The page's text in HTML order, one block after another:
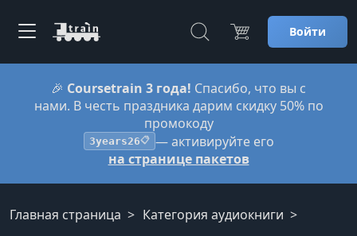
Войти
🎉 Coursetrain 3 года! Спасибо, что вы с
нами. В честь праздника дарим скидку 50% по
промокоду
3years26📋 — активируйте его
на странице пакетов
Главная страница
Категория аудиокниги